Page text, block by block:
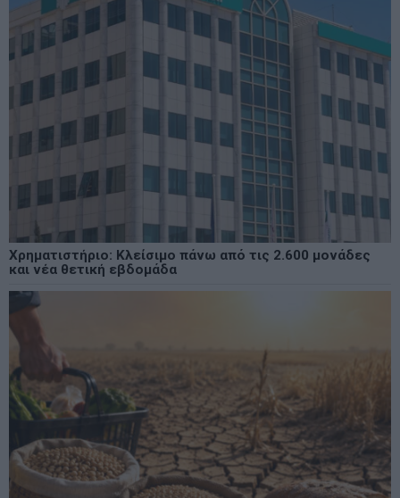
Χρηματιστήριο: Κλείσιμο πάνω από τις 2.600 μονάδες
και νέα θετική εβδομάδα